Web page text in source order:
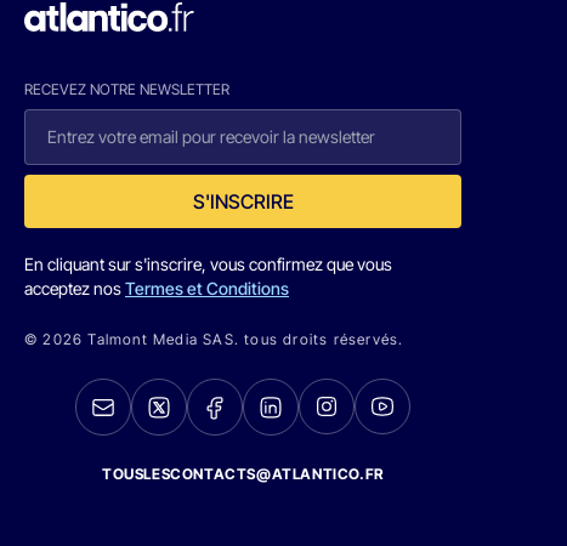
RECEVEZ NOTRE NEWSLETTER
S'INSCRIRE
En cliquant sur s'inscrire, vous confirmez que vous
acceptez nosTermes et Conditions
© 2026 Talmont Media SAS. tous droits réservés.
TOUSLESCONTACTS@ATLANTICO.FR